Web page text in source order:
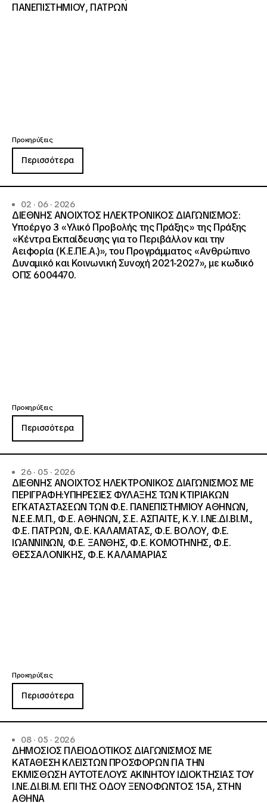
ΠΑΝΕΠΙΣΤΗΜΙΟΥ, ΠΑΤΡΩΝ
Προκηρύξεις
Περισσότερα
02 · 06 · 2026
ΔΙΕΘΝΗΣ ΑΝΟΙΧΤΟΣ ΗΛΕΚΤΡΟΝΙΚΟΣ ΔΙΑΓΩΝΙΣΜΟΣ:
Υποέργο 3 «Υλικό Προβολής της Πράξης» της Πράξης
«Κέντρα Εκπαίδευσης για το Περιβάλλον και την
Αειφορία (Κ.Ε.ΠΕ.Α.)», του Προγράμματος «Ανθρώπινο
Δυναμικό και Κοινωνική Συνοχή 2021-2027», με κωδικό
ΟΠΣ 6004470.
Προκηρύξεις
Περισσότερα
26 · 05 · 2026
ΔΙΕΘΝΗΣ ΑΝΟΙΧΤΟΣ ΗΛΕΚΤΡΟΝΙΚΟΣ ΔΙΑΓΩΝΙΣΜΟΣ ΜΕ
ΠΕΡΙΓΡΑΦΗ:ΥΠΗΡΕΣΙΕΣ ΦΥΛΑΞΗΣ ΤΩΝ ΚΤΙΡΙΑΚΩΝ
ΕΓΚΑΤΑΣΤΑΣΕΩΝ ΤΩΝ Φ.Ε. ΠΑΝΕΠΙΣΤΗΜΙΟΥ ΑΘΗΝΩΝ,
Ν.Ε.Ε.Μ.Π., Φ.Ε. ΑΘΗΝΩΝ, Σ.Ε. ΑΣΠΑΙΤΕ, Κ.Υ. Ι.ΝΕ.ΔΙ.ΒΙ.Μ.,
Φ.Ε. ΠΑΤΡΩΝ, Φ.Ε. ΚΑΛΑΜΑΤΑΣ, Φ.Ε. ΒΟΛΟΥ, Φ.Ε.
ΙΩΑΝΝΙΝΩΝ, Φ.Ε. ΞΑΝΘΗΣ, Φ.Ε. ΚΟΜΟΤΗΝΗΣ, Φ.Ε.
ΘΕΣΣΑΛΟΝΙΚΗΣ, Φ.Ε. ΚΑΛΑΜΑΡΙΑΣ
Προκηρύξεις
Περισσότερα
08 · 05 · 2026
ΔΗΜΟΣΙΟΣ ΠΛΕΙΟΔΟΤΙΚΟΣ ΔΙΑΓΩΝΙΣΜΟΣ ΜΕ
ΚΑΤΑΘΕΣΗ ΚΛΕΙΣΤΩΝ ΠΡΟΣΦΟΡΩΝ ΓΙΑ ΤΗΝ
ΕΚΜΙΣΘΩΣΗ ΑΥΤΟΤΕΛΟΥΣ ΑΚΙΝΗΤΟΥ ΙΔΙΟΚΤΗΣΙΑΣ ΤΟΥ
Ι.ΝΕ.ΔΙ.ΒΙ.Μ. ΕΠΙ ΤΗΣ ΟΔΟΥ ΞΕΝΟΦΩΝΤΟΣ 15Α, ΣΤΗΝ
ΑΘΗΝΑ